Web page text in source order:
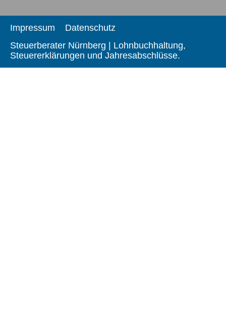
Impressum
Datenschutz
Steuerberater Nürnberg | Lohnbuchhaltung,
Steuererklärungen und Jahresabschlüsse.